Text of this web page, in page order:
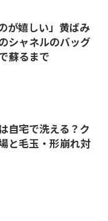
が嬉しい」黄ばみ
シャネルのバッグ
蘇るまで
自宅で洗える？ク
と毛玉・形崩れ対